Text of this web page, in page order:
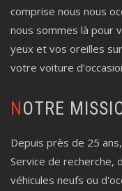
comprise nous nous
nous sommes là pour
yeux et vos oreilles
votre voiture
NOTRE
Depuis près de 25
Service de recherche,
véhicules neufs ou